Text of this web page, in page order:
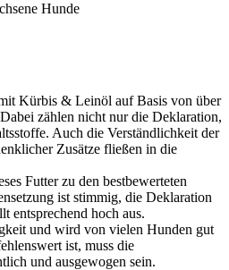
Hunde
Kürbis & Leinöl auf Basis von über
zählen nicht nur die Deklaration,
Auch die Verständlichkeit der
Zusätze fließen in die
Futter zu den bestbewerteten
ist stimmig, die Deklaration
entsprechend hoch aus.
und wird von vielen Hunden gut
ist, muss die
und ausgewogen sein.